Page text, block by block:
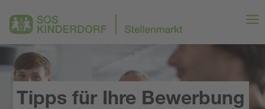
Tipps für Ihre Bewerbung